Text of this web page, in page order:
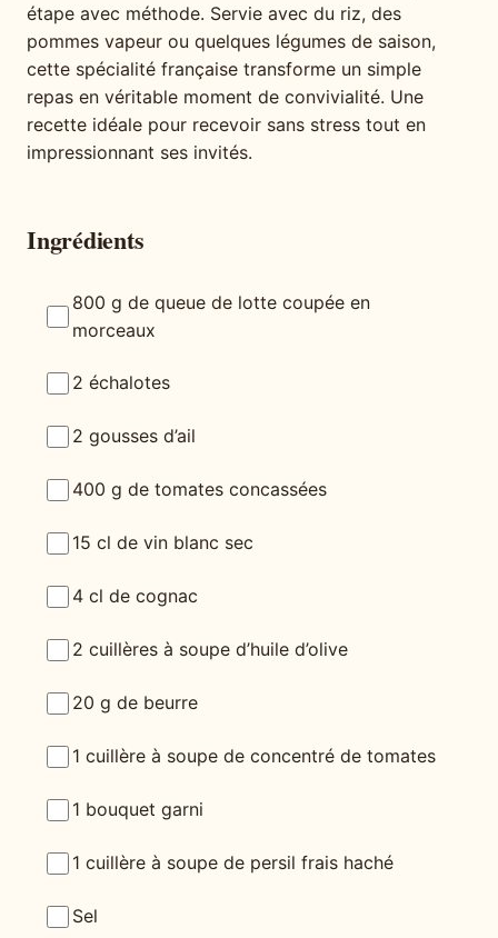
étape avec méthode. Servie avec du riz, des
pommes vapeur ou quelques légumes de saison,
cette spécialité française transforme un simple
repas en véritable moment de convivialité. Une
recette idéale pour recevoir sans stress tout en
impressionnant ses invités.
Ingrédients
800 g de queue de lotte coupée en
morceaux
2 échalotes
2 gousses d’ail
400 g de tomates concassées
15 cl de vin blanc sec
4 cl de cognac
2 cuillères à soupe d’huile d’olive
20 g de beurre
1 cuillère à soupe de concentré de tomates
1 bouquet garni
1 cuillère à soupe de persil frais haché
Sel